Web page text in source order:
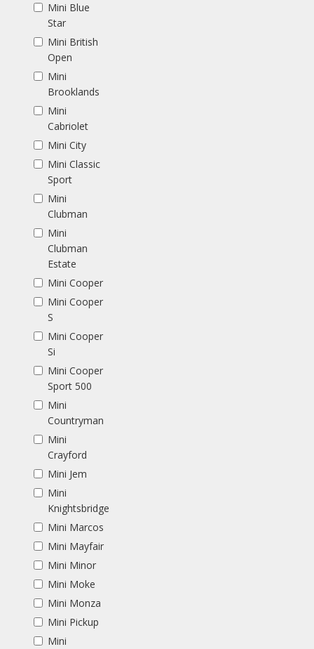
Mini Blue
Star
Mini British
Open
Mini
Brooklands
Mini
Cabriolet
Mini City
Mini Classic
Sport
Mini
Clubman
Mini
Clubman
Estate
Mini Cooper
Mini Cooper
S
Mini Cooper
Si
Mini Cooper
Sport 500
Mini
Countryman
Mini
Crayford
Mini Jem
Mini
Knightsbridge
Mini Marcos
Mini Mayfair
Mini Minor
Mini Moke
Mini Monza
Mini Pickup
Mini